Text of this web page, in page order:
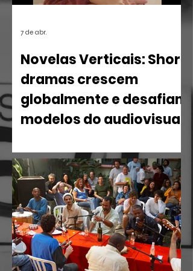
Novelas Verticais: Short
dramas crescem
globalmente e desafiam
modelos do audiovisual
em 2026 confirma uma tendência
irreversível: o espectador busca
narrativas ágeis, dramáticas e
estritamente verticais.
7 de abr.